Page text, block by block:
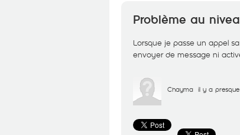
Problème au
Lorsque je passe un appel
envoyer de message ni
Chayma il y a